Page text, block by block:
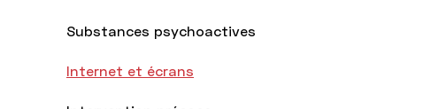
Substances psychoactives
Internet et écrans